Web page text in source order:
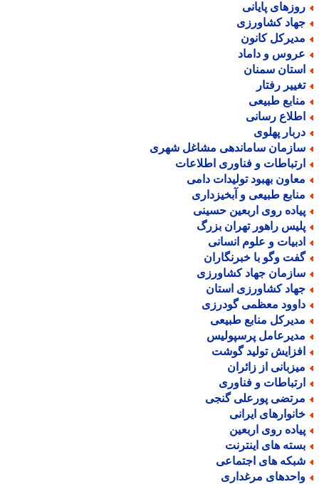
پایانی
کشاورزی
کانون
و داماد
سمنان
رفتار
طبیعی
رسانی
پهلوی
ساماندهی مشاغل شهری
و فناوری اطلاعات
بهبود تولیدات دامی
طبیعی و آبخیزداری
روی اربعین حسینی
راهور تهران بزرگ
و علوم انسانی
وگو با خبرنگاران
جهاد کشاورزی
کشاورزی استان
معظمی گودرزی
منابع طبیعی
پرسپولیس
تولید گوشت
از زائران
و فناوری
پورعلی گنجی
ایرانی
روی اربعین
های اینترنت
های اجتماعی
مرغداری